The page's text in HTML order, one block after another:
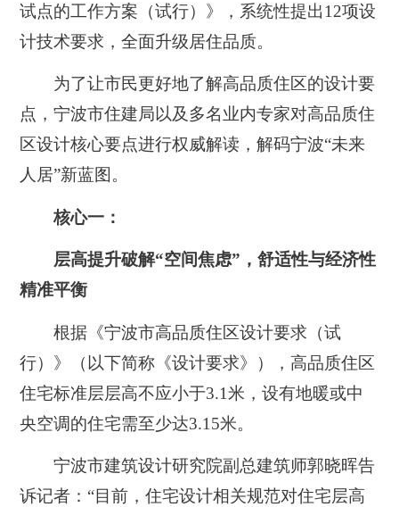
试点的工作方案（试行）》，系统性提出12项设
计技术要求，全面升级居住品质。
为了让市民更好地了解高品质住区的设计要
点，宁波市住建局以及多名业内专家对高品质住
区设计核心要点进行权威解读，解码宁波“未来
人居”新蓝图。
核心一：
层高提升破解“空间焦虑”，舒适性与经济性
精准平衡
根据《宁波市高品质住区设计要求（试
行）》（以下简称《设计要求》），高品质住区
住宅标准层层高不应小于3.1米，设有地暖或中
央空调的住宅需至少达3.15米。
宁波市建筑设计研究院副总建筑师郭晓晖告
诉记者：“目前，住宅设计相关规范对住宅层高